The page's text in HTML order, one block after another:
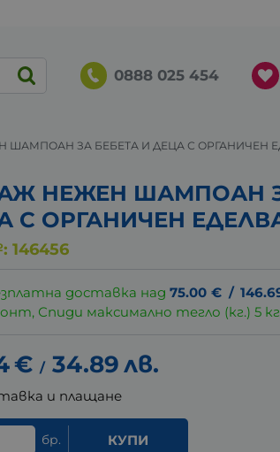
0888 025 454
ШАМПОАН ЗА БЕБЕТА И ДЕЦА С ОРГАНИЧЕН
НЕЖЕН ШАМПОАН
С ОРГАНИЧЕН
146456
доставка над75.00 € /
Спиди максимално тегло (кг.) 5
€ / 34.89лв.
и плащане
бр. КУПИ